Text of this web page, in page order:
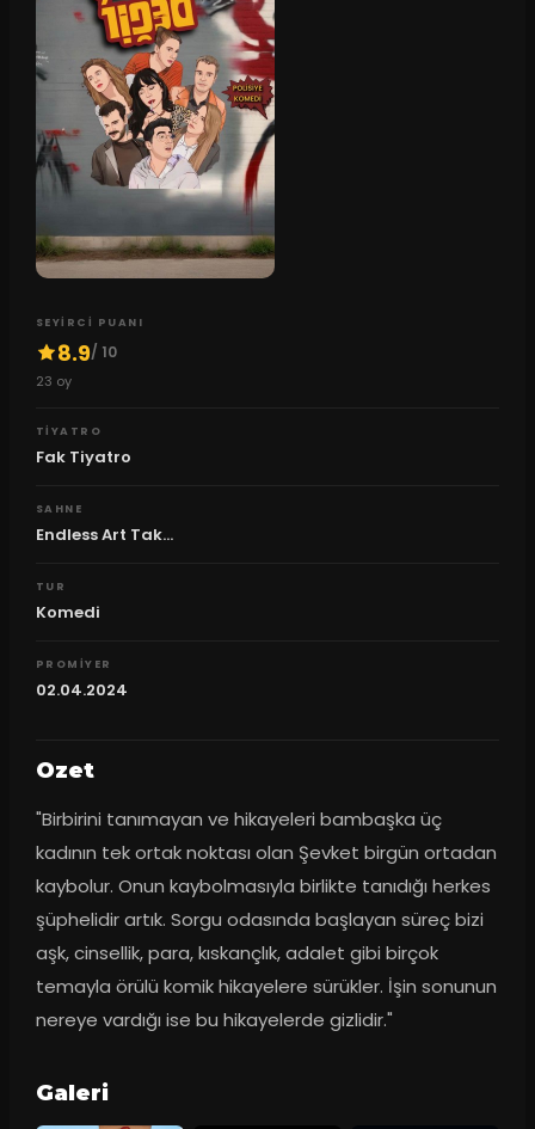
SEYIRCI PUANI
8.9/ 10
23 oy
TIYATRO
Fak Tiyatro
SAHNE
Endless Art Tak...
TUR
Komedi
PROMIYER
02.04.2024
Ozet
"Birbirini tanımayan ve hikayeleri bambaşka üç
kadının tek ortak noktası olan Şevket birgün ortadan
kaybolur. Onun kaybolmasıyla birlikte tanıdığı herkes
şüphelidir artık. Sorgu odasında başlayan süreç bizi
aşk, cinsellik, para, kıskançlık, adalet gibi birçok
temayla örülü komik hikayelere sürükler. İşin sonunun
nereye vardığı ise bu hikayelerde gizlidir."
Galeri